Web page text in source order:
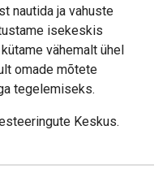
nautida ja vahuste
isekeskis
vähemalt ühel
omade mõtete
tegelemiseks.
Keskus.